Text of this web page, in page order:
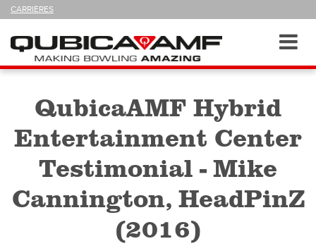
CARRIÈRES
NOUS
Navigation
QubicaAMF Hybrid
Entertainment Center
Testimonial - Mike
Cannington, HeadPinZ
(2016)